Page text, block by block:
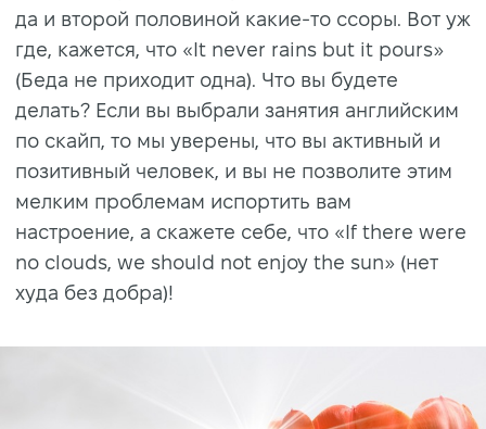
да и второй половиной какие-то ссоры. Вот уж
где, кажется, что «It never rains but it pours»
(Беда не приходит одна). Что вы будете
делать? Если вы выбрали занятия английским
по скайп, то мы уверены, что вы активный и
позитивный человек, и вы не позволите этим
мелким проблемам испортить вам
настроение, а скажете себе, что «If there were
no clouds, we should not enjoy the sun» (нет
худа без добра)!